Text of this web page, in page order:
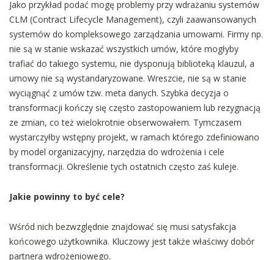
Jako przykład podać mogę problemy przy wdrażaniu systemów
CLM (Contract Lifecycle Management), czyli zaawansowanych
systemów do kompleksowego zarządzania umowami. Firmy np.
nie są w stanie wskazać wszystkich umów, które mogłyby
trafiać do takiego systemu, nie dysponują biblioteką klauzul, a
umowy nie są wystandaryzowane. Wreszcie, nie są w stanie
wyciągnąć z umów tzw. meta danych. Szybka decyzja o
transformacji kończy się często zastopowaniem lub rezygnacją
ze zmian, co też wielokrotnie obserwowałem. Tymczasem
wystarczyłby wstępny projekt, w ramach którego zdefiniowano
by model organizacyjny, narzędzia do wdrożenia i cele
transformacji. Określenie tych ostatnich często zaś kuleje.
Jakie powinny to być cele?
Wśród nich bezwzględnie znajdować się musi satysfakcja
końcowego użytkownika. Kluczowy jest także właściwy dobór
partnera wdrożeniowego.